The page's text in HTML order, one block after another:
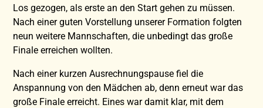
Los gezogen, als erste an den Start gehen zu müssen.
Nach einer guten Vorstellung unserer Formation folgten
neun weitere Mannschaften, die unbedingt das große
Finale erreichen wollten.
Nach einer kurzen Ausrechnungspause fiel die
Anspannung von den Mädchen ab, denn erneut war das
große Finale erreicht. Eines war damit klar, mit dem